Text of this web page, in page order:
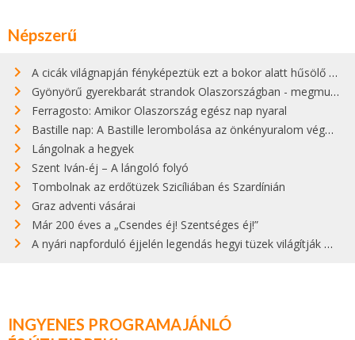
Népszerű
A cicák világnapján fényképeztük ezt a bokor alatt hűsölő cicát Kisorosziban
Gyönyörű gyerekbarát strandok Olaszországban - megmutatjuk a 15 legjobbat
Ferragosto: Amikor Olaszország egész nap nyaral
Bastille nap: A Bastille lerombolása az önkényuralom végét jelentette
Lángolnak a hegyek
Szent Iván-éj – A lángoló folyó
Tombolnak az erdőtüzek Szicíliában és Szardínián
Graz adventi vásárai
Már 200 éves a „Csendes éj! Szentséges éj!”
A nyári napforduló éjjelén legendás hegyi tüzek világítják meg Zugspitzét
INGYENES PROGRAMAJÁNLÓ